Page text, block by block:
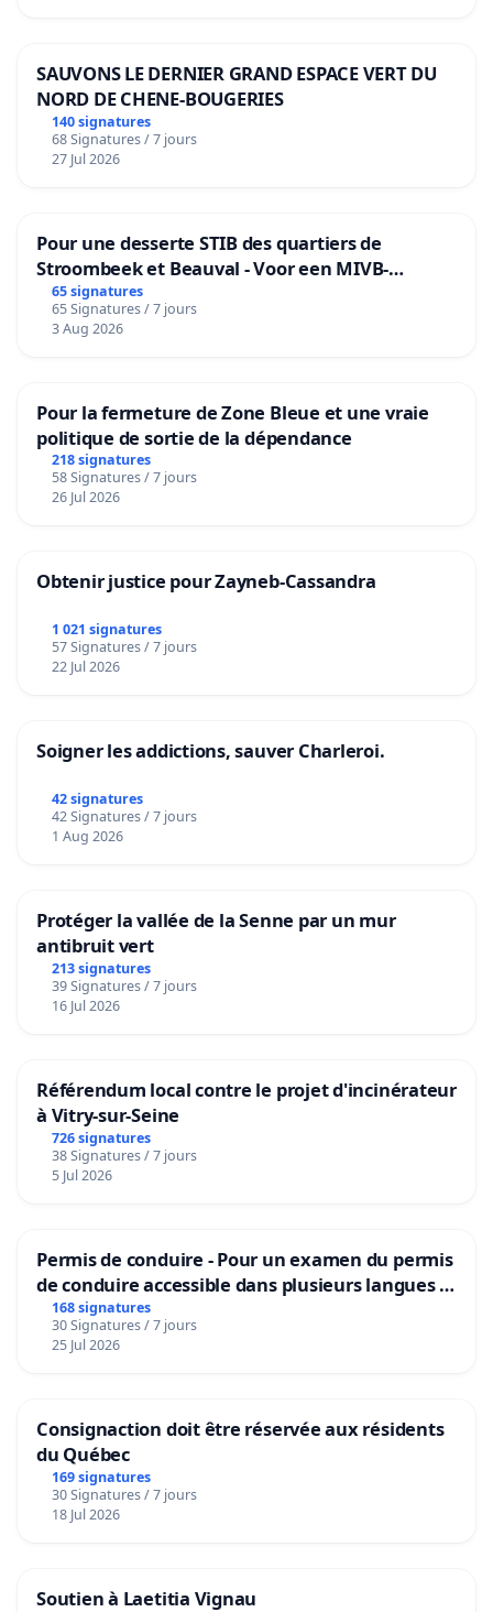
SAUVONS LE DERNIER GRAND ESPACE VERT DU
NORD DE CHENE-BOUGERIES
140 signatures
68 Signatures / 7 jours
27 Jul 2026
Pour une desserte STIB des quartiers de
Stroombeek et Beauval - Voor een MIVB-
bediening van de wijken Strombeek en Het
Voor
65 signatures
65 Signatures / 7 jours
3 Aug 2026
Pour la fermeture de Zone Bleue et une vraie
politique de sortie de la dépendance
218 signatures
58 Signatures / 7 jours
26 Jul 2026
Obtenir justice pour Zayneb-Cassandra
1 021 signatures
57 Signatures / 7 jours
22 Jul 2026
Soigner les addictions, sauver Charleroi.
42 signatures
42 Signatures / 7 jours
1 Aug 2026
Protéger la vallée de la Senne par un mur
antibruit vert
213 signatures
39 Signatures / 7 jours
16 Jul 2026
Référendum local contre le projet d'incinérateur
à Vitry-sur-Seine
726 signatures
38 Signatures / 7 jours
5 Jul 2026
Permis de conduire - Pour un examen du permis
de conduire accessible dans plusieurs langues à
Bruxelles
168 signatures
30 Signatures / 7 jours
25 Jul 2026
Consignaction doit être réservée aux résidents
du Québec
169 signatures
30 Signatures / 7 jours
18 Jul 2026
Soutien à Laetitia Vignau